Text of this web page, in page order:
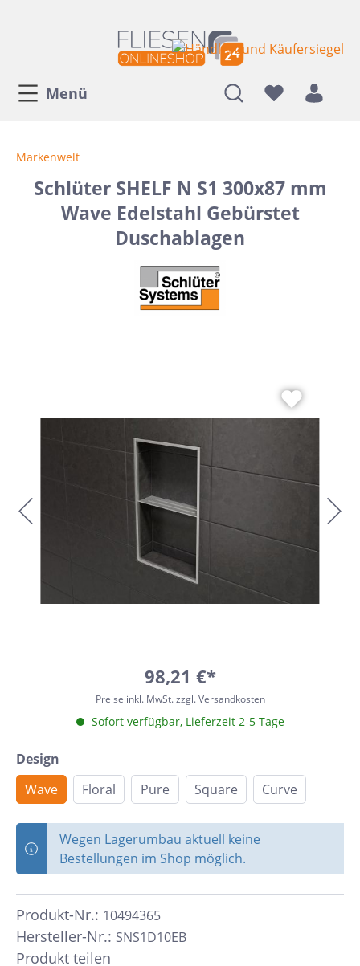
Menü
Markenwelt
Schlüter SHELF N S1 300x87 mm
Wave Edelstahl Gebürstet
Duschablagen
98,21 €*
Preise inkl. MwSt. zzgl. Versandkosten
Sofort verfügbar, Lieferzeit 2-5 Tage
Design
Wave
Floral Pure Square Curve
Wegen Lagerumbau aktuell keine
Bestellungen im Shop möglich.
Hersteller-Nr.: SNS1D10EB
Produkt-Nr.: 10494365
Produkt teilen